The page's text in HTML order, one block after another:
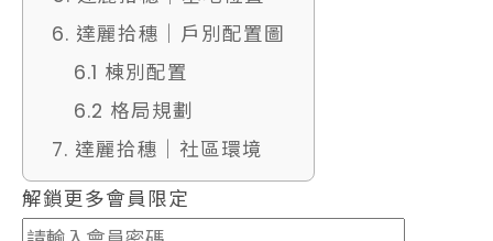
6. 達麗拾穗｜戶別配置圖
6.1 棟別配置
6.2 格局規劃
7. 達麗拾穗｜社區環境
解鎖更多會員限定